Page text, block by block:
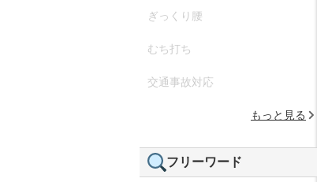
ぎっくり腰
むち打ち
交通事故対応
もっと見る
フリーワード